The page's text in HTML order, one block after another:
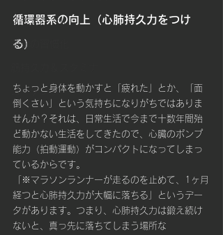
タイムルール
運動の習慣化
コーチング
循環器系の向上（心肺持久力をつけ
る）
ちょっと身体を動かすと「疲れた」とか、「面
倒くさい」という気持ちになりがちではありま
せんか？それは、日常生活で今まで十数年間殆
ど動かない生活をしてきたので、心臓のポンプ
能力（拍動運動）がコンパクトになってしまっ
ているからです。
「※マラソンランナーが走るのを止めて、1ヶ月
経つと心肺持久力が大幅に落ちる」というデー
タがあります。つまり、心肺持久力は鍛え続け
ないと、真っ先に落ちてしまう場所な